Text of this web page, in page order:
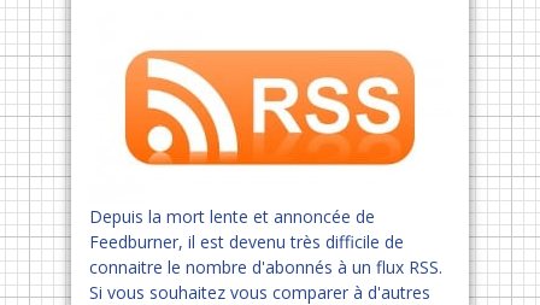
Depuis la mort lente et annoncée de
Feedburner, il est devenu très difficile de
connaitre le nombre d'abonnés à un flux RSS.
Si vous souhaitez vous comparer à d'autres